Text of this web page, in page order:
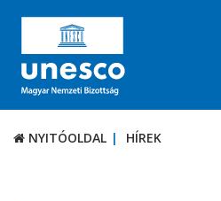
NYITÓOLDAL HÍREK
NYITÓOLDAL HÍREK